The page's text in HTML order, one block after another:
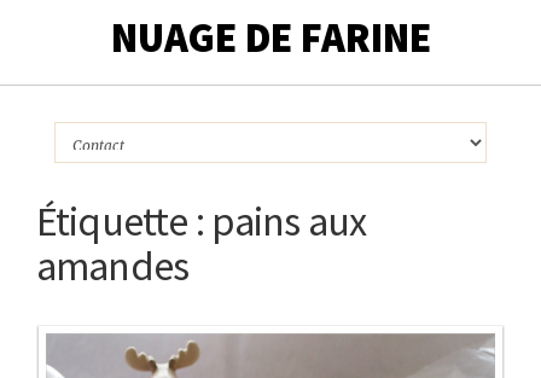
NUAGE DE FARINE
Étiquette : pains aux
amandes